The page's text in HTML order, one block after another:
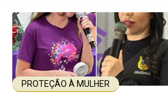
PROTEÇÃO À MULHER